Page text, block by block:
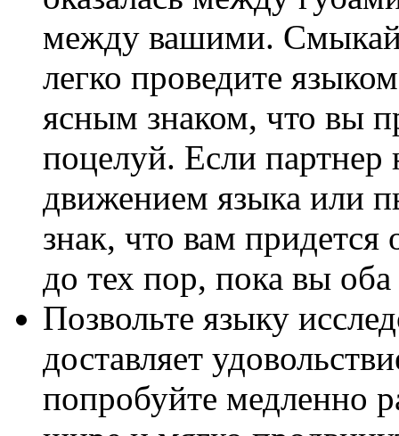
между вашими.
легко проведите
ясным знаком, что вы
поцелуй. Если партнер
движением языка или
знак, что вам
до тех пор, пока вы
Позвольте языку
доставляет
попробуйте медленно